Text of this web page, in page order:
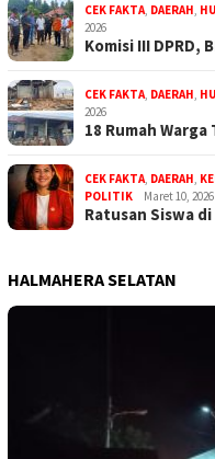
CEK FAKTA DAERAH
2026
Komisi III DPRD,
CEK FAKTA DAERAH
2026
18 Rumah
CEK FAKTA DAERAH
POLITIK
Maret 10, 2026
Ratusan Siswa
HALMAHERA SELATAN